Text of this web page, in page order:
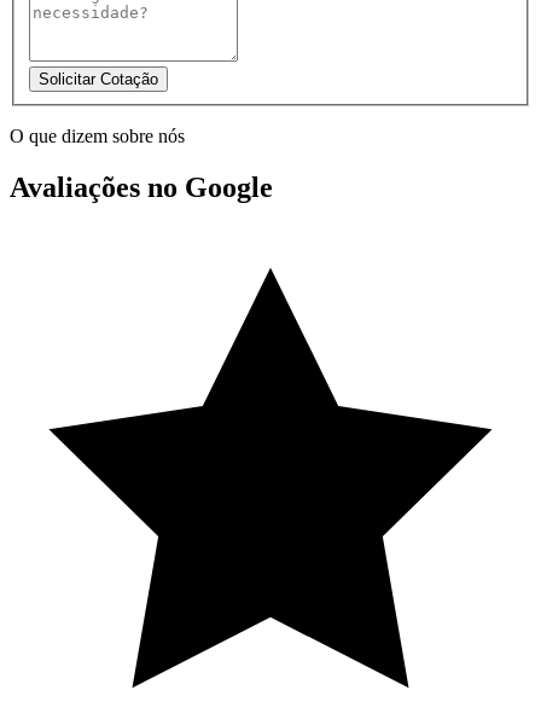
Solicitar Cotação
O que dizem sobre nós
Avaliações no Google